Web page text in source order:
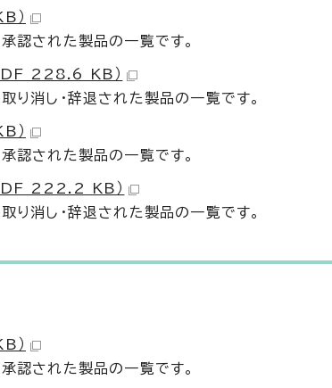
）
認された製品の一覧です。
PDF 228.6 KB）
消し・辞退された製品の一覧です。
）
認された製品の一覧です。
PDF 222.2 KB）
消し・辞退された製品の一覧です。
）
認された製品の一覧です。